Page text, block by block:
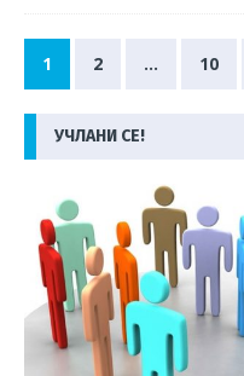
1 2 … 10
УЧЛАНИ СЕ!